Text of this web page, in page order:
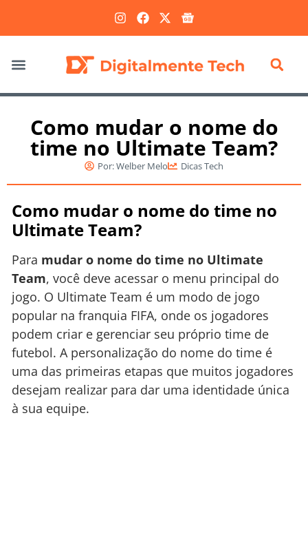
Como mudar o nome do
time no Ultimate Team?
Por:Welber Melo Dicas Tech
Como mudar o nome do time no
Ultimate Team?
Para mudar o nome do time no Ultimate
Team, você deve acessar o menu principal do
jogo. O Ultimate Team é um modo de jogo
popular na franquia FIFA, onde os jogadores
podem criar e gerenciar seu próprio time de
futebol. A personalização do nome do time é
uma das primeiras etapas que muitos jogadores
desejam realizar para dar uma identidade única
à sua equipe.